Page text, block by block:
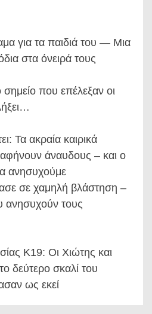
για τα παιδιά του — Μια
στα όνειρά τους
που επέλεξαν οι
Τα ακραία καιρικά
άναυδους – και ο
ανησυχούμε
σε χαμηλή βλάστηση –
ανησυχούν τους
Κ19: Οι Χιώτης και
δεύτερο σκαλί του
ως εκεί